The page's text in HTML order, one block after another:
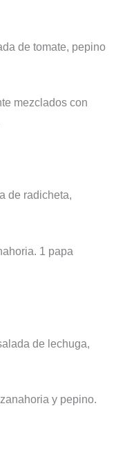
de tomate, pepino
mezclados con
de radicheta,
1 papa
de lechuga,
y pepino.